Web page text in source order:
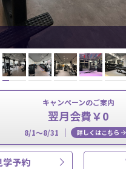
キャンペーンのご案内
翌月会費￥0
8/1～8/31 詳しくはこちら
学予約